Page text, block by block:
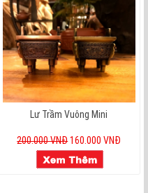
Lư Trầm Vuông Mini
200.000 VNĐ160.000 VNĐ